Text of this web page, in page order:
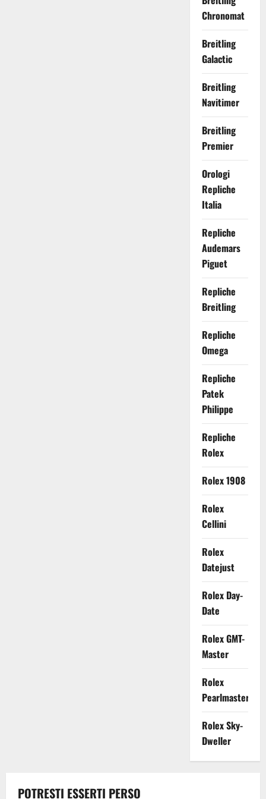
Chronomat
Breitling
Galactic
Breitling
Navitimer
Breitling
Premier
Orologi
Repliche
Italia
Repliche
Audemars
Piguet
Repliche
Breitling
Repliche
Omega
Repliche
Patek
Philippe
Repliche
Rolex
Rolex 1908
Rolex
Cellini
Rolex
Datejust
Rolex Day-
Date
Rolex GMT-
Master
Rolex
Pearlmaster
Rolex Sky-
Dweller
POTRESTI ESSERTI PERSO